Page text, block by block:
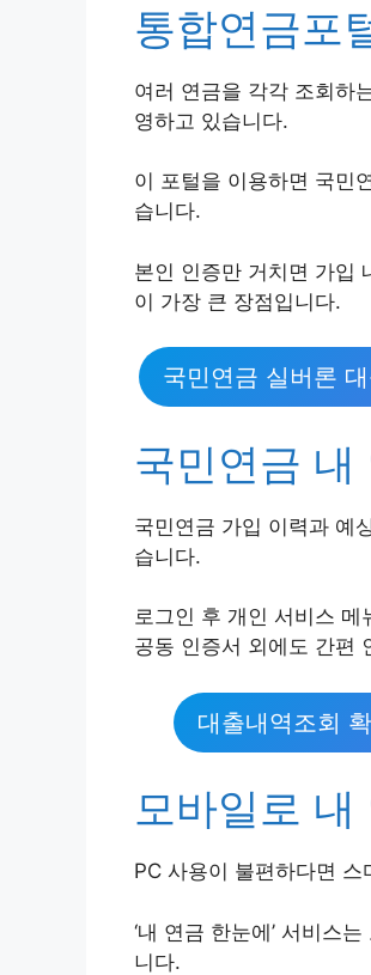
통합연금포
여러 연금을 각각 조회하
영하고 있습니다.
이 포털을 이용하면 국민
습니다.
본인 인증만 거치면 가입
이 가장 큰 장점입니다.
국민연금 실버론
국민연금 내
국민연금 가입 이력과 예
습니다.
로그인 후 개인 서비스
공동 인증서 외에도 간편
대출내역조회
모바일로
PC 사용이 불편하다면
‘내 연금 한눈에’ 서비스
니다.